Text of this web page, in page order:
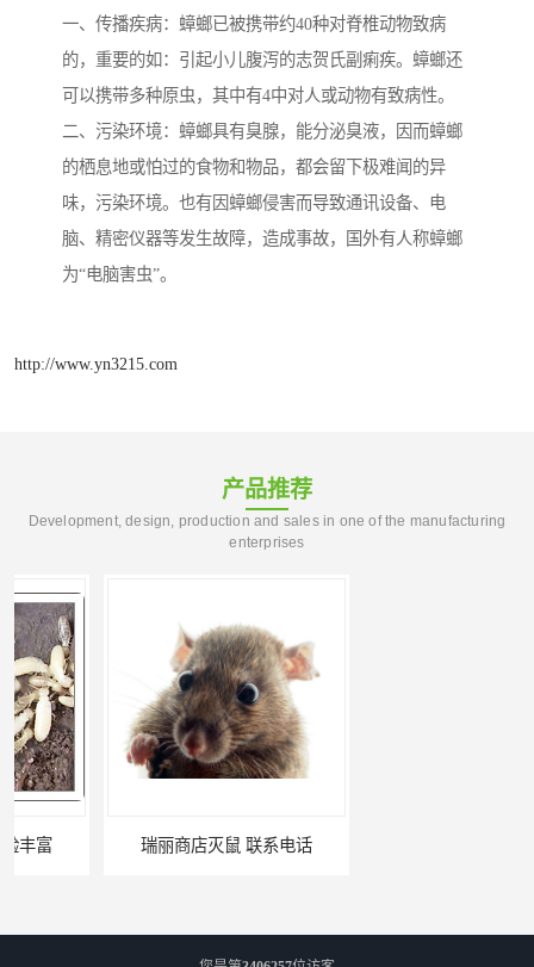
一、传播疾病：蟑螂已被携带约40种对脊椎动物致病
的，重要的如：引起小儿腹泻的志贺氏副痢疾。蟑螂还
可以携带多种原虫，其中有4中对人或动物有致病性。
二、污染环境：蟑螂具有臭腺，能分泌臭液，因而蟑螂
的栖息地或怕过的食物和物品，都会留下极难闻的异
味，污染环境。也有因蟑螂侵害而导致通讯设备、电
脑、精密仪器等发生故障，造成事故，国外有人称蟑螂
为“电脑害虫”。
http://www.yn3215.com
产品推荐
Development, design, production and sales in one of the manufacturing
enterprises
瑞丽商店灭鼠 联系电话 大理酒吧灭鼠 亿之豪生物